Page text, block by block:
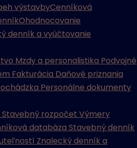
výstavbyCenníková
Ohodnocovanie
denník a vyúčtovanie
Mzdy a personalistika Podvojné
Fakturácia Daňové priznania
Personálne dokumenty
Stavebný rozpočet Výmery
databáza Stavebný denník
Znalecký denník a